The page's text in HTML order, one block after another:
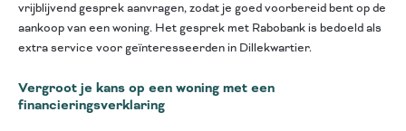
vrijblijvend gesprek aanvragen, zodat je goed voorbereid bent op de
aankoop van een woning. Het gesprek met Rabobank is bedoeld als
extra service voor geïnteresseerden in Dillekwartier.
Vergroot je kans op een woning met een
financieringsverklaring